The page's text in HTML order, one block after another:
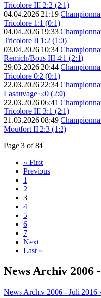
Tricolore III 2:2 (2:1)
04.04.2026 21:19
Tricolore 1:1 (0:1)
04.04.2026 19:33
Tricolore II 1:2 (1:0)
03.04.2026 10:34
Remich/Bous III 4:1 (2:1)
29.03.2026 20:44
Tricolore 0:2 (0:1)
22.03.2026 22:34
Lasauvage 6:0 (2:0)
22.03.2026 06:41
Tricolore III 3:1 (2:1)
21.03.2026 08:49
Moutfort II 2:3 (1:2)
Page 3 of 84
« First
Previous
1
2
3
4
5
6
7
Next
Last »
News Archiv 2006
News Archiv 2006 - Juli 2016